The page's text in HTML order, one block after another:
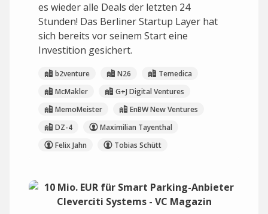
es wieder alle Deals der letzten 24
Stunden! Das Berliner Startup Layer hat
sich bereits vor seinem Start eine
Investition gesichert.
b2venture N26
Temedica
McMakler
G+J Digital Ventures
MemoMeister
EnBW New Ventures
DZ-4
Maximilian Tayenthal
Felix Jahn
Tobias Schütt